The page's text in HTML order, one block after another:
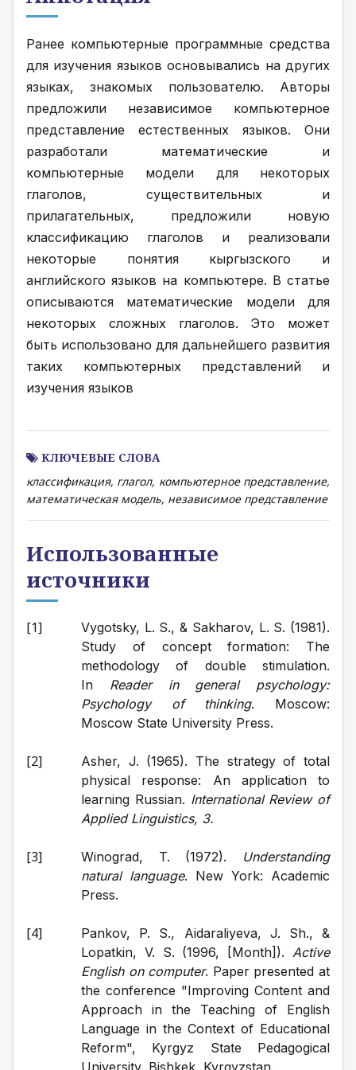
Ранее компьютерные программные средства
для изучения языков основывались на других
языках, знакомых пользователю. Авторы
предложили независимое компьютерное
представление естественных языков. Они
разработали математические и
компьютерные модели для некоторых
глаголов, существительных и
прилагательных, предложили новую
классификацию глаголов и реализовали
некоторые понятия кыргызского и
английского языков на компьютере. В статье
описываются математические модели для
некоторых сложных глаголов. Это может
быть использовано для дальнейшего развития
таких компьютерных представлений и
изучения языков
КЛЮЧЕВЫЕ СЛОВА
классификация, глагол, компьютерное представление,
математическая модель, независимое представление
Использованные
источники
Vygotsky, L. S., & Sakharov, L. S. (1981).
Study of concept formation: The
methodology of double stimulation.
In Reader in general psychology:
Psychology of thinking. Moscow:
Moscow State University Press.
Asher, J. (1965). The strategy of total
physical response: An application to
learning Russian. International Review of
Applied Linguistics, 3.
Winograd, T. (1972). Understanding
natural language. New York: Academic
Press.
Pankov, P. S., Aidaraliyeva, J. Sh., &
Lopatkin, V. S. (1996, [Month]). Active
English on computer. Paper presented at
the conference "Improving Content and
Approach in the Teaching of English
Language in the Context of Educational
Reform", Kyrgyz State Pedagogical
University, Bishkek, Kyrgyzstan.